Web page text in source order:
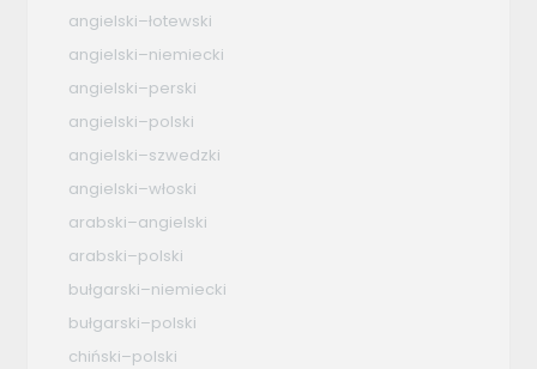
angielski–łotewski
angielski–niemiecki
angielski–perski
angielski–polski
angielski–szwedzki
angielski–włoski
arabski–angielski
arabski–polski
bułgarski–niemiecki
bułgarski–polski
chiński–polski